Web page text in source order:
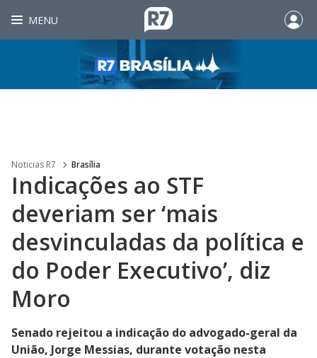
MENU
Noticias R7 Brasília
Indicações ao STF
deveriam ser ‘mais
desvinculadas da política e
do Poder Executivo’, diz
Moro
Senado rejeitou a indicação do advogado-geral da
União, Jorge Messias, durante votação nesta